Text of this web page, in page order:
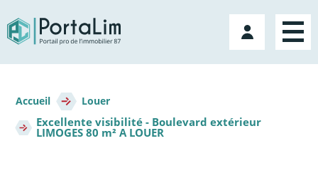
directement
au
contenu
Mon
compte
d'Ariane
Accueil Louer
Excellente visibilité - Boulevard extérieur
LIMOGES 80 m² A LOUER